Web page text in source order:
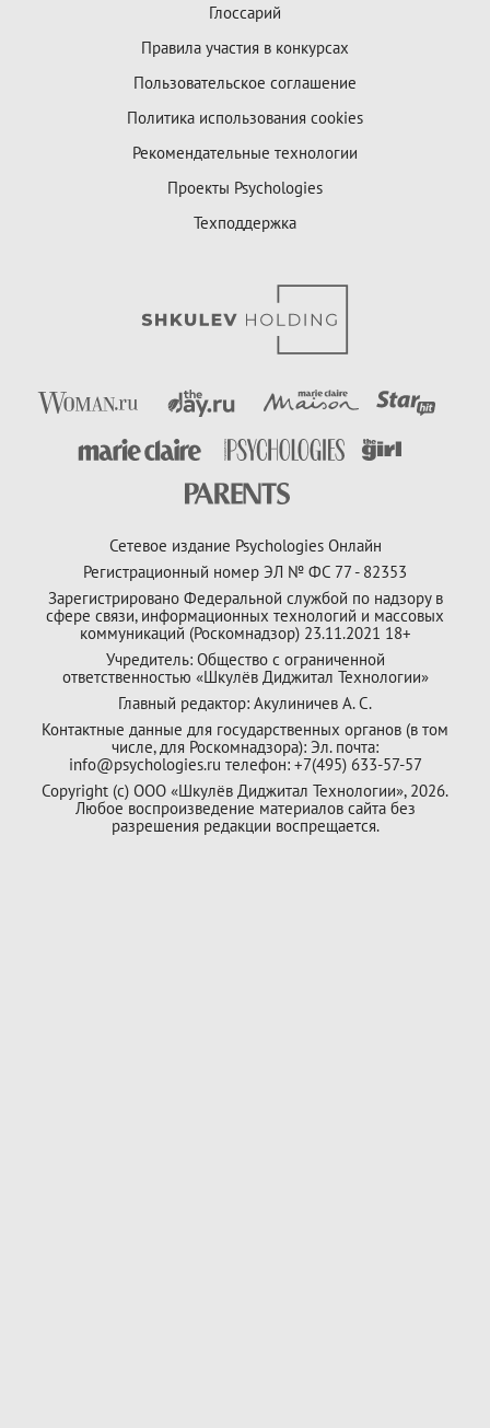
Глоссарий
Правила участия в конкурсах
Пользовательское соглашение
Политика использования cookies
Рекомендательные технологии
Проекты Psychologies
Техподдержка
Сетевое издание Psychologies Онлайн
Регистрационный номер ЭЛ № ФС 77 - 82353
Зарегистрировано Федеральной службой по надзору в
сфере связи, информационных технологий и массовых
коммуникаций (Роскомнадзор) 23.11.2021 18+
Учредитель: Общество с ограниченной
ответственностью «Шкулёв Диджитал Технологии»
Главный редактор: Акулиничев А. С.
Контактные данные для государственных органов (в том
числе, для Роскомнадзора): Эл. почта:
info@psychologies.ru телефон: +7(495) 633-57-57
Copyright (с) ООО «Шкулёв Диджитал Технологии», 2026.
Любое воспроизведение материалов сайта без
разрешения редакции воспрещается.